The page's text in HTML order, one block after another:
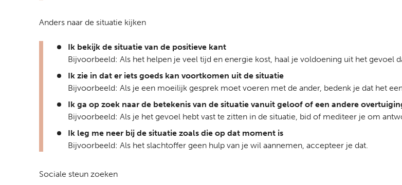
Anders naar de situatie kijken
Ik bekijk de situatie van de positieve kant
Bijvoorbeeld: Als het helpen je veel tijd en energie kost, haal je voldoening uit het gevoel
Ik zie in dat er iets goeds kan voortkomen uit de situatie
Bijvoorbeeld: Als je een moeilijk gesprek moet voeren met de ander, bedenk je dat het
Ik ga op zoek naar de betekenis van de situatie vanuit geloof of een andere
Bijvoorbeeld: Als je het gevoel hebt vast te zitten in de situatie, bid of mediteer je om
Ik leg me neer bij de situatie zoals die op dat moment is
Bijvoorbeeld: Als het slachtoffer geen hulp van je wil aannemen, accepteer je dat.
Sociale steun zoeken